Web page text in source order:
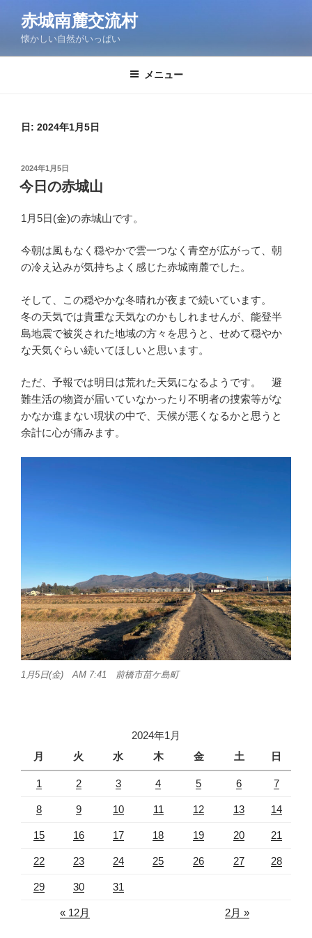
ン
赤城南麓交流村
懐かしい自然がいっぱい
メニュー
日: 2024年1月5日
投
稿
日:
2024年1月5日
今日の赤城山
1月5日(金)の赤城山です。
今朝は風もなく穏やかで雲一つなく青空が広がって、朝
の冷え込みが気持ちよく感じた赤城南麓でした。
そして、この穏やかな冬晴れが夜まで続いています。
冬の天気では貴重な天気なのかもしれませんが、能登半
島地震で被災された地域の方々を思うと、せめて穏やか
な天気ぐらい続いてほしいと思います。
ただ、予報では明日は荒れた天気になるようです。 避
難生活の物資が届いていなかったり不明者の捜索等がな
かなか進まない現状の中で、天候が悪くなるかと思うと
余計に心が痛みます。
1月5日(金) AM 7:41 前橋市苗ケ島町
2024年1月
月
火 水 木 金 土 日
1 2 3 4 5 6 7
8 9 10 11 12 13 14
15 16 17 18 19 20 21
22 23 24 25 26 27 28
29 30 31
« 12月 2月 »